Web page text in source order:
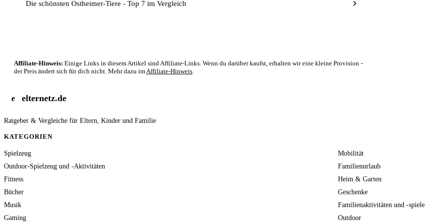
Die schönsten Ostheimer-Tiere - Top 7 im Vergleich
Affiliate-Hinweis: Einige Links in diesem Artikel sind Affiliate-Links. Wenn du darüber kaufst, erhalten wir eine kleine Provision -
der Preis ändert sich für dich nicht. Mehr dazu im Affiliate-Hinweis
e elternetz.de
Ratgeber & Vergleiche für Eltern, Kinder und Familie
KATEGORIEN
Spielzeug
Mobilität
Outdoor-Spielzeug und -Aktivitäten
Familienurlaub
Fitness
Heim & Garten
Bücher
Geschenke
Musik
Familienaktivitäten und -spiele
Gaming
Outdoor